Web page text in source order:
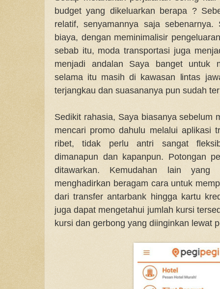
budget yang dikeluarkan berapa ?
relatif, senyamannya saja sebenarnya.
biaya, dengan meminimalisir
sebab itu, moda transportasi juga
menjadi andalan Saya banget untuk
selama itu masih di kawasan lintas
terjangkau dan suasananya pun sudah
Sedikit rahasia, Saya biasanya sebelum
mencari promo dahulu melalui aplikasi
ribet, tidak perlu antri sangat
dimanapun dan kapanpun. Potongan
ditawarkan. Kemudahan lain yang
menghadirkan beragam cara untuk
dari transfer antarbank hingga kartu
juga dapat mengetahui jumlah kursi
kursi dan gerbong yang diinginkan lewat